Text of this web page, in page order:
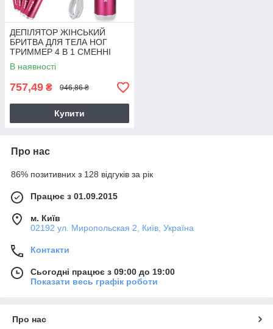
ДЕПІЛЯТОР ЖІНСЬКИЙ
БРИТВА ДЛЯ ТЕЛА НОГ
ТРИММЕР 4 В 1 СМЕННІ
НАСАДКИ USB
В наявності
757,49 ₴ 946,86 ₴
Купити
Про нас
86% позитивних з 128 відгуків за рік
Працює з 01.09.2015
м. Київ
02192 ул. Миропольская 2, Київ, Україна
Контакти
Сьогодні працює з 09:00 до 19:00
Показати весь графік роботи
Про нас